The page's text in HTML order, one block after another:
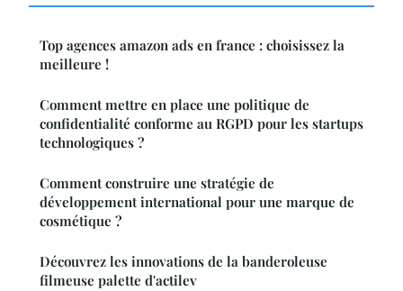
Top agences amazon ads en france : choisissez la
meilleure !
Comment mettre en place une politique de
confidentialité conforme au RGPD pour les startups
technologiques ?
Comment construire une stratégie de
développement international pour une marque de
cosmétique ?
Découvrez les innovations de la banderoleuse
filmeuse palette d'actilev